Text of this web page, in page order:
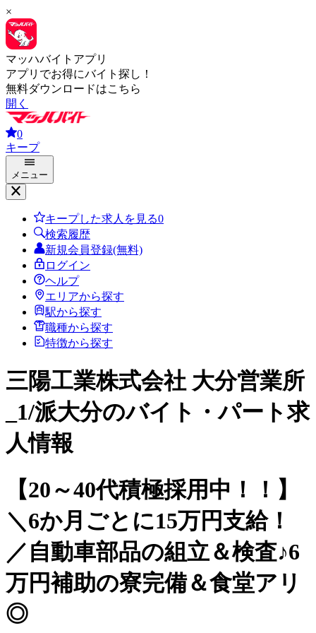
×
マッハバイトアプリ
アプリでお得にバイト探し！
無料ダウンロードはこちら
開く
0
キープ
メニュー
キープした求人を見る0
検索履歴
新規会員登録(無料)
ログイン
ヘルプ
エリアから探す
駅から探す
職種から探す
特徴から探す
三陽工業株式会社 大分営業所
_1/派大分のバイト・パート求
人情報
【20～40代積極採用中！！】
＼6か月ごとに15万円支給！
／自動車部品の組立＆検査♪6
万円補助の寮完備＆食堂アリ
◎